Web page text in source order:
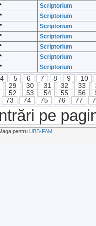
Scriptorium
Scriptorium
Scriptorium
Scriptorium
Scriptorium
Scriptorium
Scriptorium
4 5 6 7 8 9
10
29 30 31 32 33
52 53 54 55 56
73 74 75 76 77
pe
pentru UBB-FAM